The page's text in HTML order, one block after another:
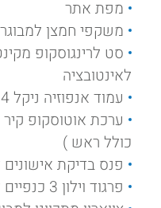
מפת אתר
משקפי חמצן
לאינטובציה
עמוד אנפוזיה ניקל 4 ראשיים 5 גלגלים
ערכת אוטוסקופ
כולל ראש )
פנס בדיקת אישונים
פרגוד וילון 3 כנפיים לפרטיות מטופלים